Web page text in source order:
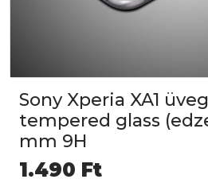
Sony Xperia XA1
tempered glass
mm 9H
1.490 Ft